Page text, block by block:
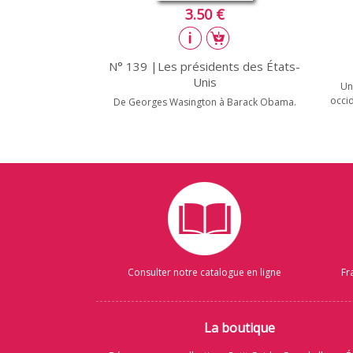
3.50 €
N° 139 |Les présidents des États-
Unis
De Georges Wasington à Barack Obama.
Consulter notre catalogue en ligne
La boutique